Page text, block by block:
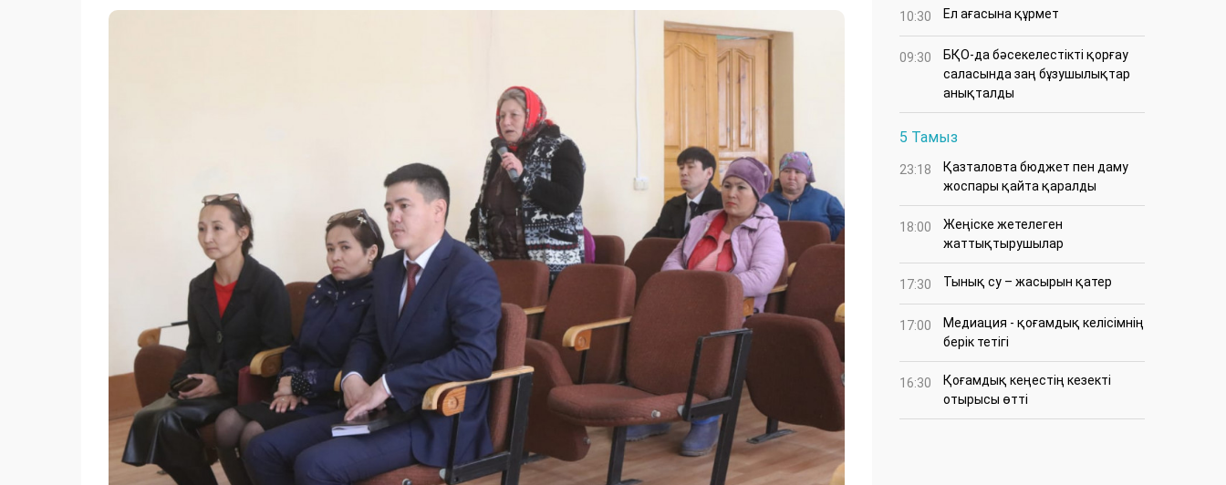
10:30 Ел ағасына құрмет
09:30
БҚО-да бәсекелестікті қорғау
саласында заң бұзушылықтар
анықталды
5 Тамыз
23:18
Қазталовта бюджет пен даму
жоспары қайта қаралды
18:00
Жеңіске жетелеген
жаттықтырушылар
17:30 Тынық су – жасырын қатер
17:00
Медиация - қоғамдық келісімнің
берік тетігі
16:30
Қоғамдық кеңестің кезекті
отырысы өтті